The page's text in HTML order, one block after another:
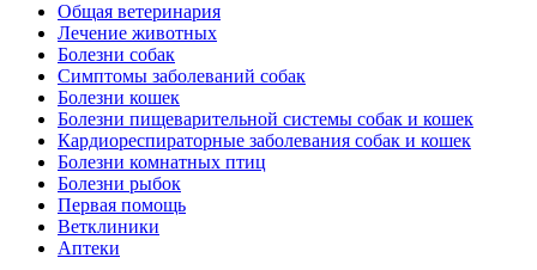
Общая ветеринария
Лечение животных
Болезни собак
Симптомы заболеваний собак
Болезни кошек
Болезни пищеварительной системы собак и кошек
Кардиореспираторные заболевания собак и кошек
Болезни комнатных птиц
Болезни рыбок
Первая помощь
Ветклиники
Аптеки